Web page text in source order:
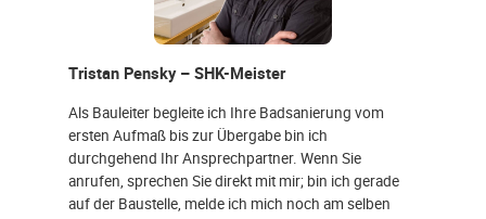
Tristan Pensky – SHK-Meister
Als Bauleiter begleite ich Ihre Badsanierung vom
ersten Aufmaß bis zur Übergabe bin ich
durchgehend Ihr Ansprechpartner. Wenn Sie
anrufen, sprechen Sie direkt mit mir; bin ich gerade
auf der Baustelle, melde ich mich noch am selben